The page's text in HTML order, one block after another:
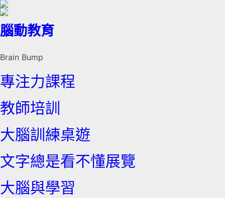
腦動教育
Brain Bump
專注力課程
教師培訓
大腦訓練桌遊
文字總是看不懂展覽
大腦與學習